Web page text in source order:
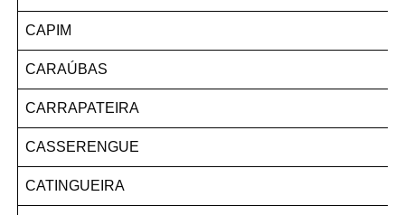
CAPIM
CARAÚBAS
CARRAPATEIRA
CASSERENGUE
CATINGUEIRA